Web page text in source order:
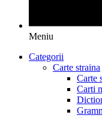
Meniu
Categorii
Carte straina
Carte
Carti